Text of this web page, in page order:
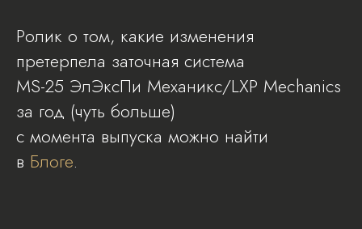
Ролик о том, какие изменения
претерпела заточная система
MS-25 ЭлЭксПи Механикс/LXP Mechanics
за год (чуть больше)
с момента выпуска можно найти
в Блоге.